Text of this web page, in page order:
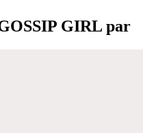
GIRL par